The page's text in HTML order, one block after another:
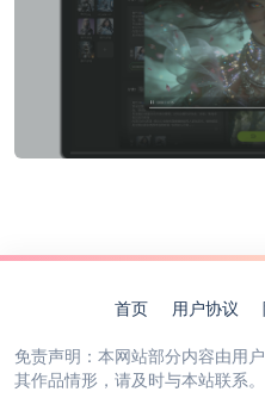
首页 用户协议
免责声明：本网站部分内容由用
其作品情形，请及时与本站联系。